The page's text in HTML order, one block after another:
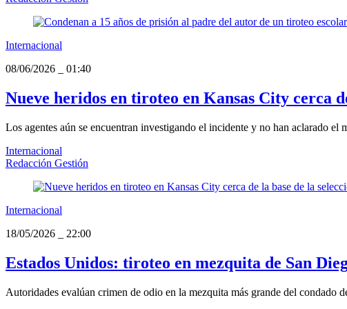
Internacional
08/06/2026
01:40
Nueve heridos en tiroteo en Kansas City cerca
Los agentes aún se encuentran investigando el incidente y no han aclarado
Internacional
Redacción Gestión
Internacional
18/05/2026
22:00
Estados Unidos: tiroteo en mezquita de San
Autoridades evalúan crimen de odio en la mezquita más grande del condado